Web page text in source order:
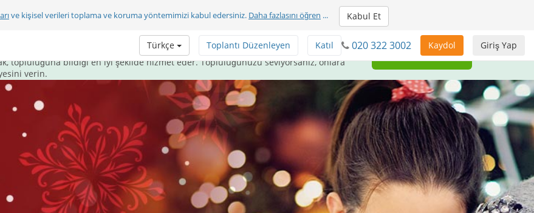
ve kişisel verileri toplama ve koruma yöntemimizi kabul edersiniz. Daha fazlasını öğren ... Kabul Et
Giriş Yap
Kaydol
020 322 3002
Katıl
Toplantı Düzenleyen
Türkçe
paketi hediye edin.
hayır kurumlarına, kar amacı gütmeyen ve dini kuruluşlara ÜCRETSİZ
topluluğuna bildiği en iyi şekilde hizmet eder. Topluluğunuzu seviyorsanız, onlara
verin.
Geri Ver